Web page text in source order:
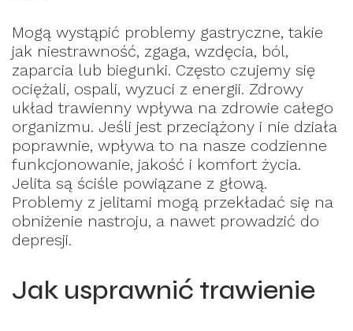
Mogą wystąpić problemy gastryczne, takie
jak niestrawność, zgaga, wzdęcia, ból,
zaparcia lub biegunki. Często czujemy się
ociężali, ospali, wyzuci z energii. Zdrowy
układ trawienny wpływa na zdrowie całego
organizmu. Jeśli jest przeciążony i nie działa
poprawnie, wpływa to na nasze codzienne
funkcjonowanie, jakość i komfort życia.
Jelita są ściśle powiązane z głową.
Problemy z jelitami mogą przekładać się na
obniżenie nastroju, a nawet prowadzić do
depresji.
Jak usprawnić trawienie